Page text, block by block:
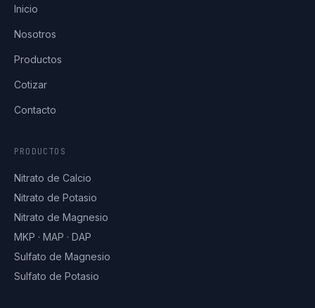
Inicio
Nosotros
Productos
Cotizar
Contacto
PRODUCTOS
Nitrato de Calcio
Nitrato de Potasio
Nitrato de Magnesio
MKP · MAP · DAP
Sulfato de Magnesio
Sulfato de Potasio